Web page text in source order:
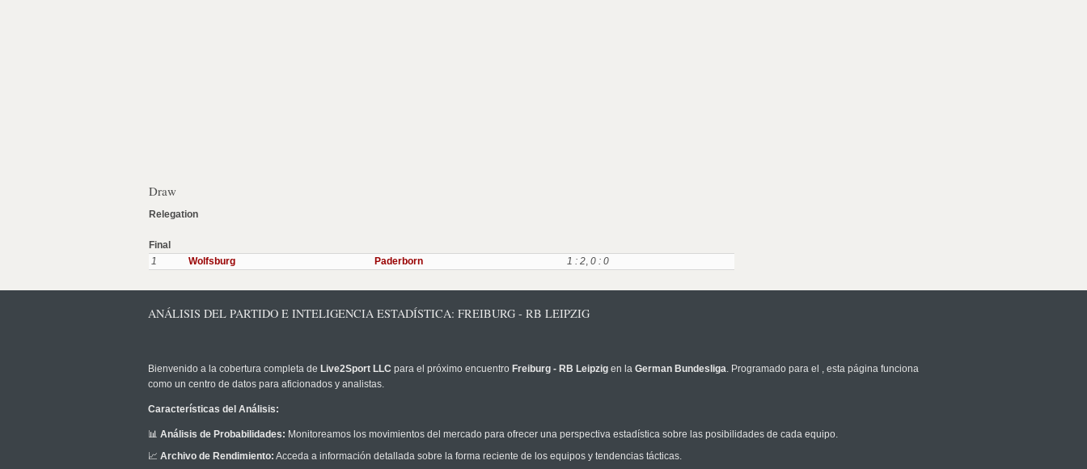
Draw
Relegation
Final
1
Wolfsburg Paderborn 1 : 2, 0 : 0
ANÁLISIS DEL PARTIDO E INTELIGENCIA ESTADÍSTICA: FREIBURG - RB LEIPZIG
Bienvenido a la cobertura completa de Live2Sport LLC para el próximo encuentro Freiburg - RB Leipzig en la German Bundesliga. Programado para el , esta página funciona
como un centro de datos para aficionados y analistas.
Características del Análisis:
📊 Análisis de Probabilidades: Monitoreamos los movimientos del mercado para ofrecer una perspectiva estadística sobre las posibilidades de cada equipo.
📈 Archivo de Rendimiento: Acceda a información detallada sobre la forma reciente de los equipos y tendencias tácticas.